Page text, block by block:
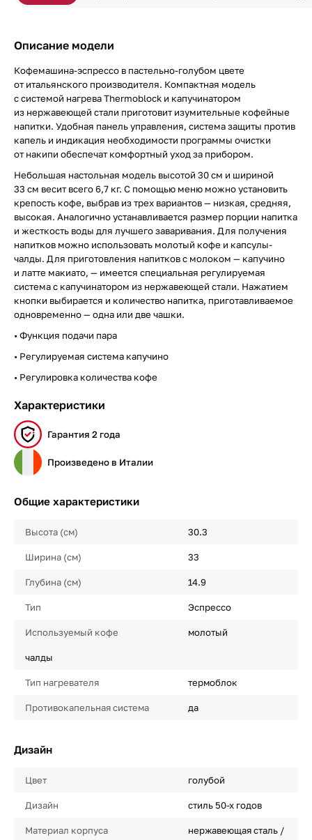
Описание модели
Кофемашина-эспрессо в пастельно-голубом цвете
от итальянского производителя. Компактная модель
с системой нагрева Thermoblock и капучинатором
из нержавеющей стали приготовит изумительные кофейные
напитки. Удобная панель управления, система защиты против
капель и индикация необходимости программы очистки
от накипи обеспечат комфортный уход за прибором.
Небольшая настольная модель высотой 30 см и шириной
33 см весит всего 6,7 кг. С помощью меню можно установить
крепость кофе, выбрав из трех вариантов — низкая, средняя,
высокая. Аналогично устанавливается размер порции напитка
и жесткость воды для лучшего заваривания. Для получения
напитков можно использовать молотый кофе и капсулы-
чалды. Для приготовления напитков с молоком — капучино
и латте макиато, — имеется специальная регулируемая
система с капучинатором из нержавеющей стали. Нажатием
кнопки выбирается и количество напитка, приготавливаемое
одновременно — одна или две чашки.
• Функция подачи пара
• Регулируемая система капучино
• Регулировка количества кофе
Характеристики
Гарантия 2 года
Произведено в Италии
Общие характеристики
Высота (см) 30.3
Ширина (см) 33
Глубина (см) 14.9
Тип Эспрессо
Используемый кофе молотый
чалды
Тип нагревателя термоблок
Противокапельная система да
Дизайн
Цвет голубой
Дизайн стиль 50-х годов
Материал корпуса
нержавеющая сталь /